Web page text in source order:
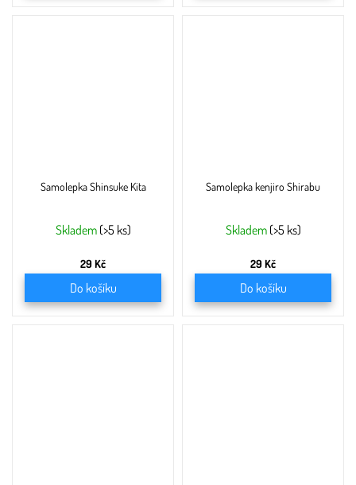
Samolepka Shinsuke Kita
Skladem (>5 ks)
29 Kč
Do košíku
Samolepka kenjiro Shirabu
Skladem (>5 ks)
29 Kč
Do košíku